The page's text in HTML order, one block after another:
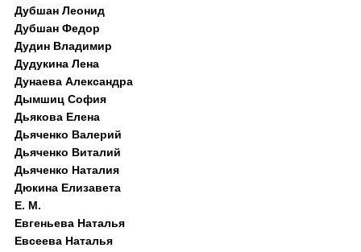
Дубшан Леонид
Дубшан Федор
Дудин Владимир
Дудукина Лена
Дунаева Александра
Дымшиц София
Дьякова Елена
Дьяченко Валерий
Дьяченко Виталий
Дьяченко Наталия
Дюкина Елизавета
Е. М.
Евгеньева Наталья
Евсеева Наталья